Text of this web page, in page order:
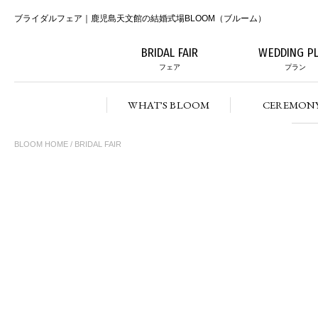
ブライダルフェア｜鹿児島天文館の結婚式場BLOOM（ブルーム）
BRIDAL FAIR
フェア
WEDDING
プラン
WHAT'S BLOOM
BLOOM HOME / BRIDAL FAIR